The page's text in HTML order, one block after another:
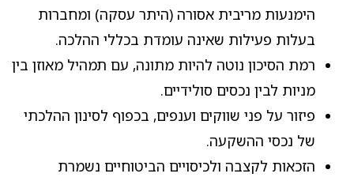
הימנעות מריבית אסורה (היתר עסקה) ומחברות
בעלות פעילות שאינה עומדת בכללי ההלכה.
רמת הסיכון נוטה להיות מתונה, עם תמהיל מאוזן בין
מניות לבין נכסים סולידיים.
פיזור על פני שווקים וענפים, בכפוף לסינון ההלכתי
של נכסי ההשקעה.
הזכאות לקצבה ולכיסויים הביטוחיים נשמרת